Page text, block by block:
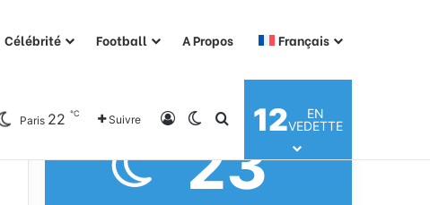
Célébrité Football A Propos Français
Paris 22 ℃ Suivre ConnexionSwitch skin
Rechercher
12
EN
VEDETTE
Météo
23 ℃